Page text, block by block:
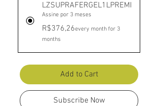
LZSUPRAFERGEL1LPREMI
Assine por 3 meses
R$376,26every month for 3
months
Add to Cart
Subscribe Now